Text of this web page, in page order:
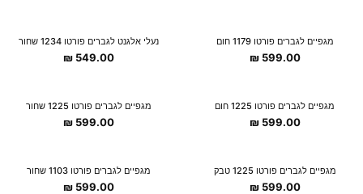
מגפיים לגברים פורטו 1179 חום
599.00
₪
נעלי אלגנט לגברים פורטו 1234 שחור
549.00
₪
מגפיים לגברים פורטו 1225 חום
599.00
₪
מגפיים לגברים פורטו 1225 שחור
599.00
₪
מגפיים לגברים פורטו 1225 טבק
599.00
₪
מגפיים לגברים פורטו 1103 שחור
599.00
₪